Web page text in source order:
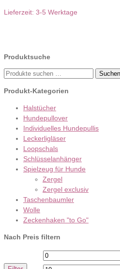
Lieferzeit: 3-5 Werktage
Produktsuche
Suche
Suchen
Produkt-Kategorien
Halstücher
Hundepullover
Individuelles Hundepullis
Leckerligläser
Loopschals
Schlüsselanhänger
Spielzeug für Hunde
Zergel
Zergel exclusiv
Taschenbaumler
Wolle
Zeckenhaken "to Go"
Nach Preis filtern
Min.